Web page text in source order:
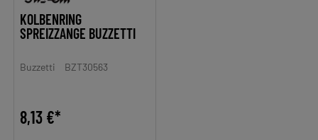
KOLBENRING
SPREIZZANGE BUZZETTI
Buzzetti BZT30563
8,13 €*